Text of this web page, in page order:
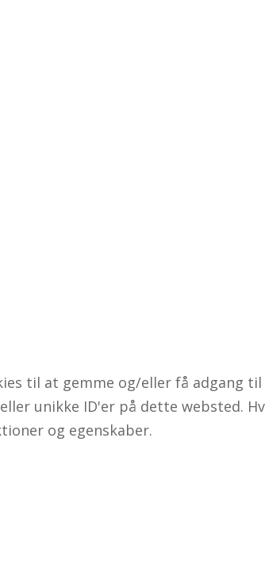
til at gemme og/eller få adgang
unikke ID'er på dette websted.
og egenskaber.